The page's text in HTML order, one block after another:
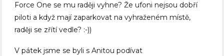
Force One se mu raději vyhne? Že ufoni nejsou dobří
piloti a když mají zaparkovat na vyhraženém místě,
raději se zřítí vedle? :-))
V pátek jsme se byli s Anitou podívat